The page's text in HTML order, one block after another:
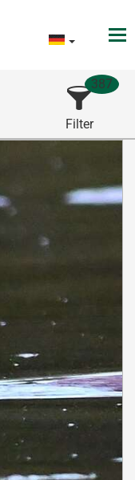
Filter
387